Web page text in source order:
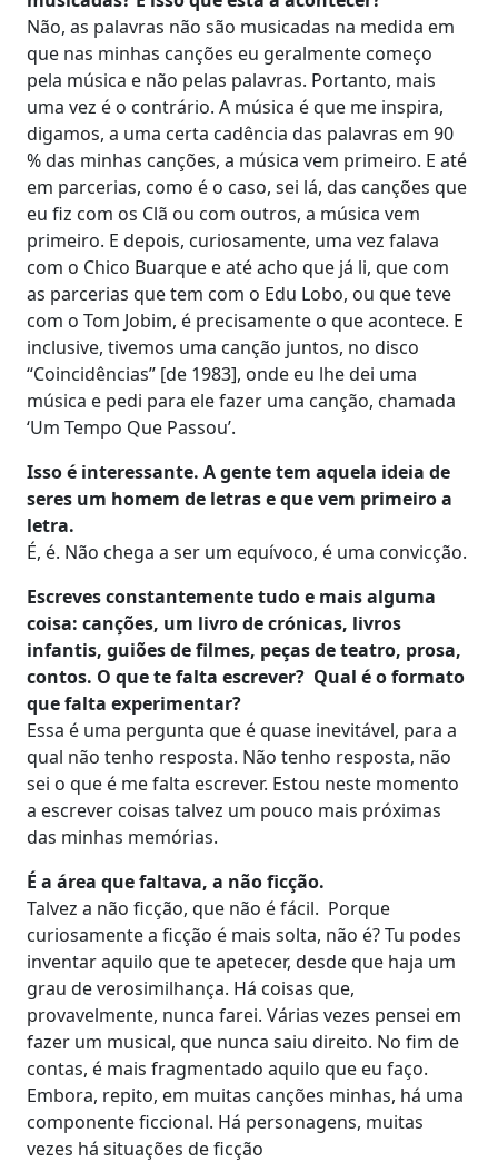
Não, as palavras não são musicadas na medida em
que nas minhas canções eu geralmente começo
pela música e não pelas palavras. Portanto, mais
uma vez é o contrário. A música é que me inspira,
digamos, a uma certa cadência das palavras em 90
% das minhas canções, a música vem primeiro. E até
em parcerias, como é o caso, sei lá, das canções que
eu fiz com os Clã ou com outros, a música vem
primeiro. E depois, curiosamente, uma vez falava
com o Chico Buarque e até acho que já li, que com
as parcerias que tem com o Edu Lobo, ou que teve
com o Tom Jobim, é precisamente o que acontece. E
inclusive, tivemos uma canção juntos, no disco
“Coincidências” [de 1983], onde eu lhe dei uma
música e pedi para ele fazer uma canção, chamada
‘Um Tempo Que Passou’.
Isso é interessante. A gente tem aquela ideia de
seres um homem de letras e que vem primeiro a
letra.
É, é. Não chega a ser um equívoco, é uma convicção.
Escreves constantemente tudo e mais alguma
coisa: canções, um livro de crónicas, livros
infantis, guiões de filmes, peças de teatro, prosa,
contos. O que te falta escrever? Qual é o formato
que falta experimentar?
Essa é uma pergunta que é quase inevitável, para a
qual não tenho resposta. Não tenho resposta, não
sei o que é me falta escrever. Estou neste momento
a escrever coisas talvez um pouco mais próximas
das minhas memórias.
É a área que faltava, a não ficção.
Talvez a não ficção, que não é fácil. Porque
curiosamente a ficção é mais solta, não é? Tu podes
inventar aquilo que te apetecer, desde que haja um
grau de verosimilhança. Há coisas que,
provavelmente, nunca farei. Várias vezes pensei em
fazer um musical, que nunca saiu direito. No fim de
contas, é mais fragmentado aquilo que eu faço.
Embora, repito, em muitas canções minhas, há uma
componente ficcional. Há personagens, muitas
vezes há situações de ficção